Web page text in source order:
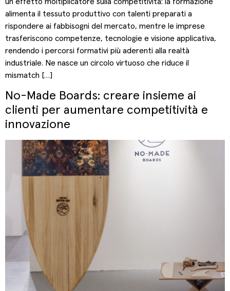
alimenta il tessuto produttivo con talenti preparati a
rispondere ai fabbisogni del mercato, mentre le imprese
trasferiscono competenze, tecnologie e visione applicativa,
rendendo i percorsi formativi più aderenti alla realtà
industriale. Ne nasce un circolo virtuoso che riduce il
mismatch […]
No-Made Boards: creare insieme ai
clienti per aumentare competitività e
innovazione